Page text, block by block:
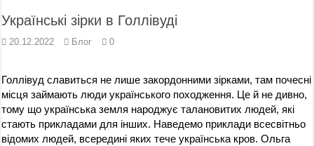
Українські зірки в Голлівуді
20.12.2022 Блог 0
Голлівуд славиться не лише закордонними зірками, там почесні
місця займають люди українського походження. Це й не дивно,
тому що українська земля народжує талановитих людей, які
стають прикладами для інших. Наведемо приклади всесвітньо
відомих людей, всередині яких тече українська кров. Ольга